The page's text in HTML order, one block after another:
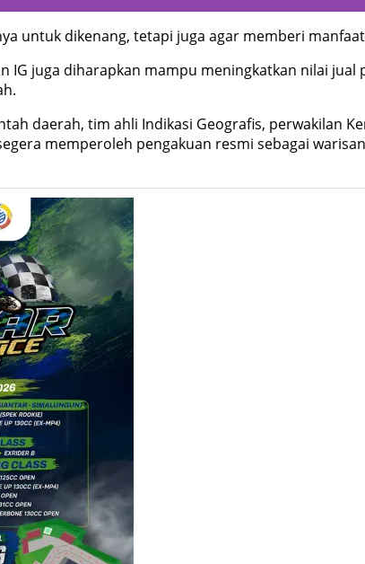
untuk dikenang, tetapi juga agar memberi
IG juga diharapkan mampu meningkatkan nilai
daerah, tim ahli Indikasi Geografis, perwakilan
memperoleh pengakuan resmi sebagai